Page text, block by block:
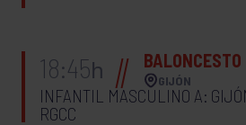
18:45h BALONCESTO
GIJÓN
INFANTIL MASCULINO A:
RGCC